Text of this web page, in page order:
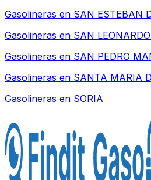
Gasolineras en SAN ESTEBAN
Gasolineras en SAN
Gasolineras en SAN PEDRO
Gasolineras en SANTA MARIA
Gasolineras en SORIA